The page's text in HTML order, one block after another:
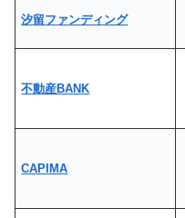
汐留ファンディング
不動産BANK
CAPIMA